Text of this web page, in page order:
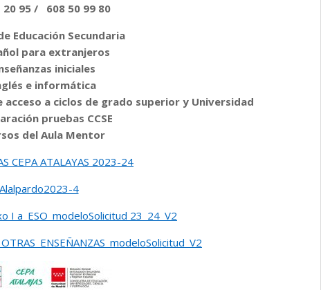
20 95 / 608 50 99 80
Educación Secundaria
para extranjeros
iniciales
e informática
acceso a ciclos de grado superior y Universidad
pruebas CCSE
del Aula Mentor
CEPA ATALAYAS 2023-24
Alalpardo2023-4
I a_ESO_modeloSolicitud 23_24_V2